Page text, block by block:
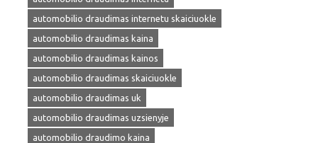
automobilio draudimas internetu skaiciuokle
automobilio draudimas kaina
automobilio draudimas kainos
automobilio draudimas skaiciuokle
automobilio draudimas uk
automobilio draudimas uzsienyje
automobilio draudimo kaina